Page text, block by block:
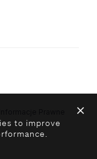
to improve